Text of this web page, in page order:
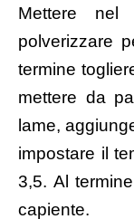
Mettere
polverizzare
termine
mettere da
lame,
impostare il
3,5. Al
capiente.